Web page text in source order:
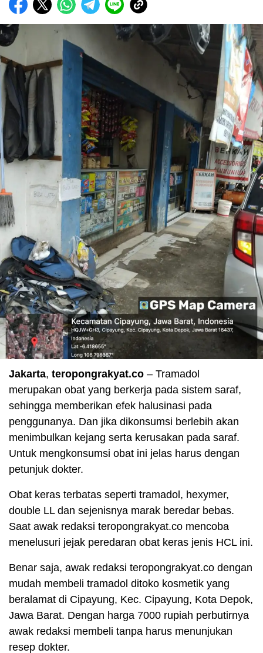
Jakarta, teropongrakyat.co – Tramadol
merupakan obat yang berkerja pada sistem saraf,
sehingga memberikan efek halusinasi pada
penggunanya. Dan jika dikonsumsi berlebih akan
menimbulkan kejang serta kerusakan pada saraf.
Untuk mengkonsumsi obat ini jelas harus dengan
petunjuk dokter.
Obat keras terbatas seperti tramadol, hexymer,
double LL dan sejenisnya marak beredar bebas.
Saat awak redaksi teropongrakyat.co mencoba
menelusuri jejak peredaran obat keras jenis HCL ini.
Benar saja, awak redaksi teropongrakyat.co dengan
mudah membeli tramadol ditoko kosmetik yang
beralamat di Cipayung, Kec. Cipayung, Kota Depok,
Jawa Barat. Dengan harga 7000 rupiah perbutirnya
awak redaksi membeli tanpa harus menunjukan
resep dokter.